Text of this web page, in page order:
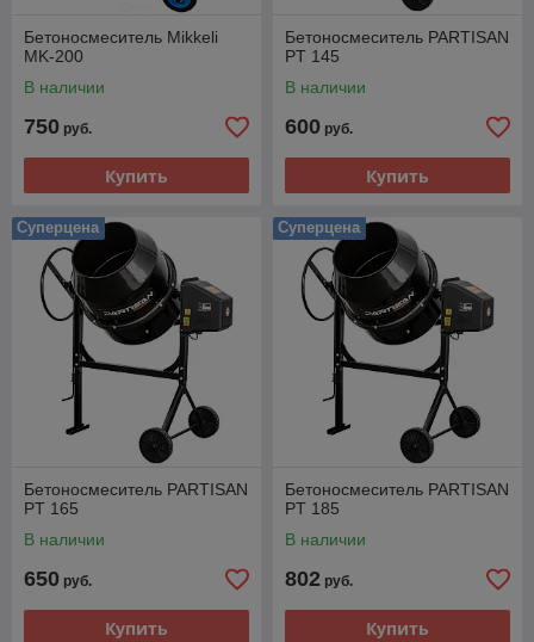
Бетоносмеситель Mikkeli
MK-200
В наличии
750 руб.
Купить
Бетоносмеситель PARTISAN
PT 145
В наличии
600 руб.
Купить
Суперцена
Бетоносмеситель PARTISAN
PT 165
В наличии
650 руб.
Купить
Суперцена
Бетоносмеситель PARTISAN
PT 185
В наличии
802 руб.
Купить